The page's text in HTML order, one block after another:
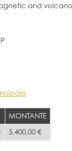
and
MONTANTE
5.400,00 €